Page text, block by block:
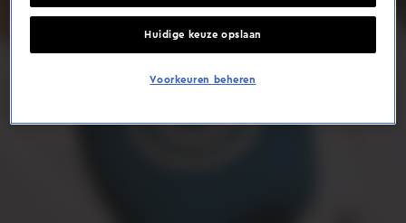
Huidige keuze opslaan
Voorkeuren beheren